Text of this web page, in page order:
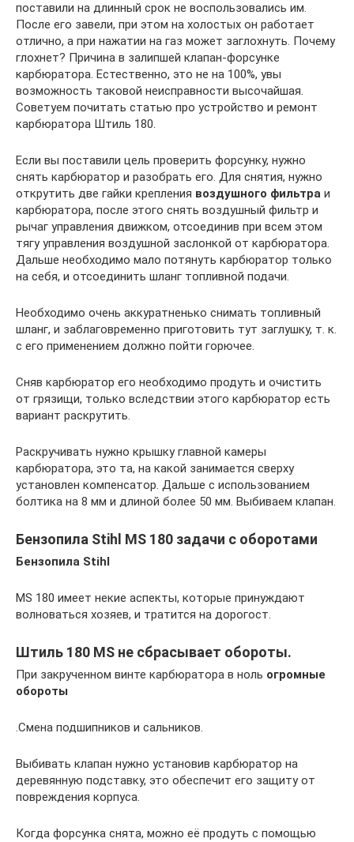
поставили на длинный срок не воспользовались им.
После его завели, при этом на холостых он работает
отлично, а при нажатии на газ может заглохнуть. Почему
глохнет? Причина в залипшей клапан-форсунке
карбюратора. Естественно, это не на 100%, увы
возможность таковой неисправности высочайшая.
Советуем почитать статью про устройство и ремонт
карбюратора Штиль 180.
Если вы поставили цель проверить форсунку, нужно
снять карбюратор и разобрать его. Для снятия, нужно
открутить две гайки крепления воздушного фильтра и
карбюратора, после этого снять воздушный фильтр и
рычаг управления движком, отсоединив при всем этом
тягу управления воздушной заслонкой от карбюратора.
Дальше необходимо мало потянуть карбюратор только
на себя, и отсоединить шланг топливной подачи.
Необходимо очень аккуратненько снимать топливный
шланг, и заблаговременно приготовить тут заглушку, т. к.
с его применением должно пойти горючее.
Сняв карбюратор его необходимо продуть и очистить
от грязищи, только вследствии этого карбюратор есть
вариант раскрутить.
Раскручивать нужно крышку главной камеры
карбюратора, это та, на какой занимается сверху
установлен компенсатор. Дальше с использованием
болтика на 8 мм и длиной более 50 мм. Выбиваем клапан.
Бензопила Stihl MS 180 задачи с оборотами
Бензопила Stihl
MS 180 имеет некие аспекты, которые принуждают
волноваться хозяев, и тратится на дорогост.
Штиль 180 MS не сбрасывает обороты.
При закрученном винте карбюратора в ноль огромные
обороты
.Смена подшипников и сальников.
Выбивать клапан нужно установив карбюратор на
деревянную подставку, это обеспечит его защиту от
повреждения корпуса.
Когда форсунка снята, можно её продуть с помощью